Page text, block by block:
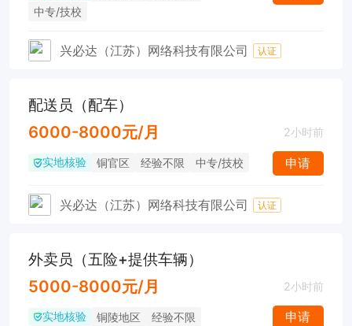
中专/技校
兴必达（江苏）网络科技有限公司 认证
配送员（配车）
6000-8000元/月 2小时前
实地核验 铜官区 经验不限 中专/技校 申请
兴必达（江苏）网络科技有限公司 认证
外卖员（五险+提供车辆）
5000-8000元/月 2小时前
实地核验 铜陵地区
经验不限
申请